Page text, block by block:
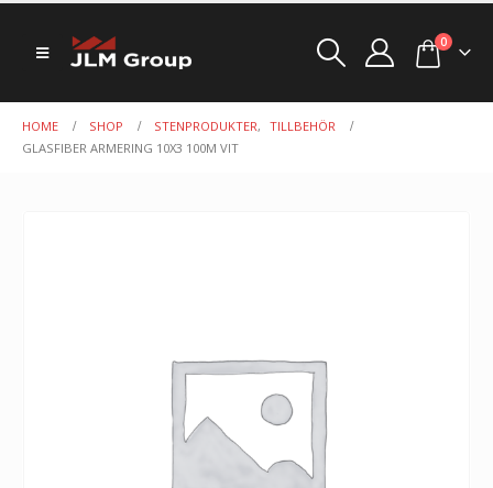
0
HOME SHOP STENPRODUKTER, TILLBEHÖR
GLASFIBER ARMERING 10X3 100M VIT